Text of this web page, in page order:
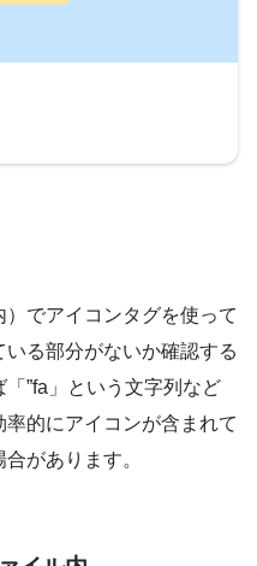
でアイコンタグを使って
る部分がないか確認する
”fa」という文字列など
的にアイコンが含まれて
があります。